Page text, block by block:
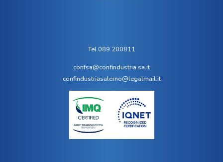
Tel 089 200811
confsa@confindustria.sa.it
confindustriasalerno@legalmail.it